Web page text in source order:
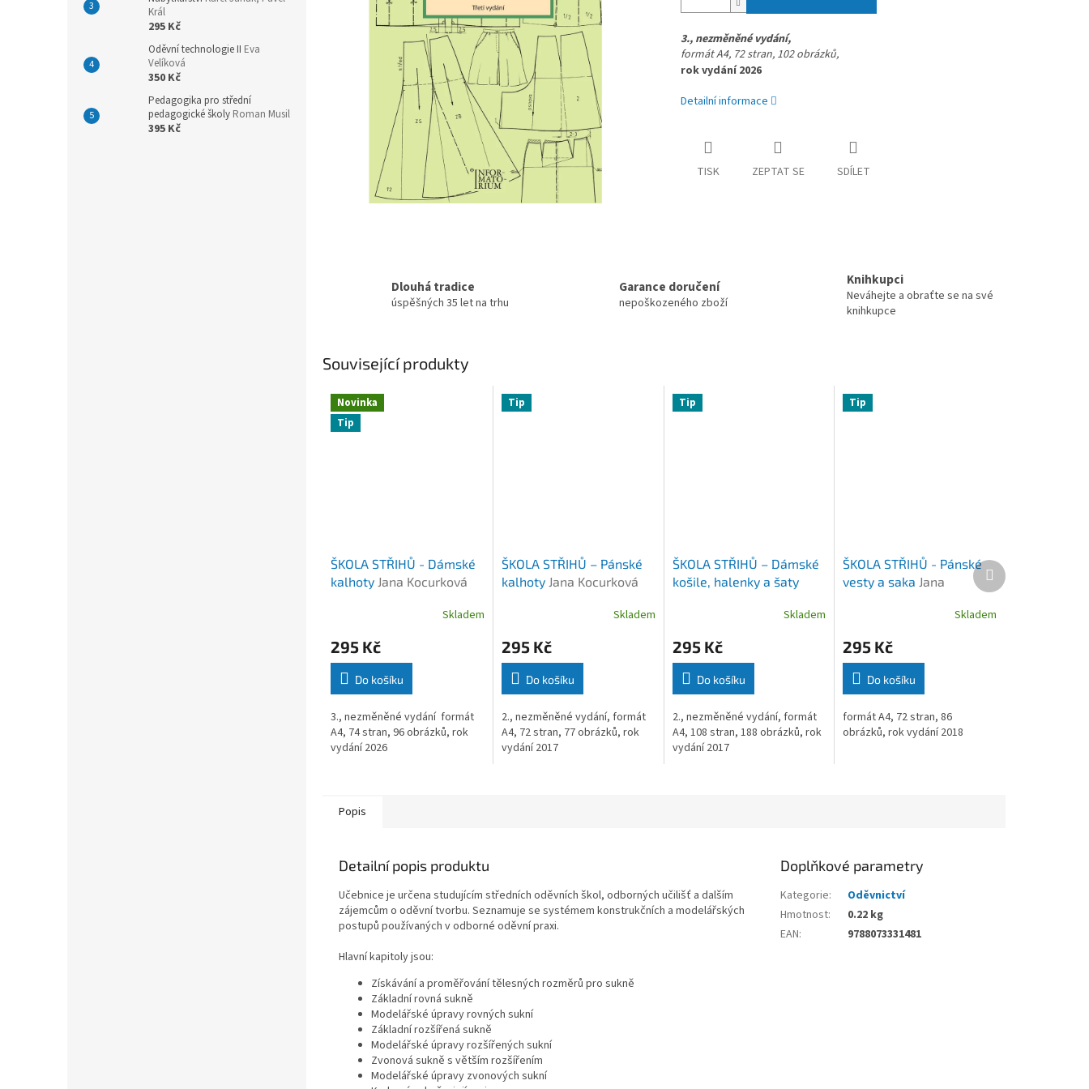
Král
295 Kč
Oděvní technologie II Eva
Velíková
350 Kč
Pedagogika pro střední
pedagogické školy Roman Musil
395 Kč
3., nezměněné vydání,
formát A4, 72 stran, 102 obrázků,
rok vydání 2026
Detailní informace
TISK ZEPTAT SE SDÍLET
Dlouhá tradice
úspěšných 35 let na trhu
Garance doručení
nepoškozeného zboží
Knihkupci
Neváhejte a obraťte se na své
knihkupce
Související produkty
Novinka
Tip
ŠKOLA STŘIHŮ - Dámské
kalhoty Jana Kocurková
Skladem
295 Kč
Do košíku
3., nezměněné vydání formát
A4, 74 stran, 96 obrázků, rok
vydání 2026
Tip
ŠKOLA STŘIHŮ – Pánské
kalhoty Jana Kocurková
Skladem
295 Kč
Do košíku
2., nezměněné vydání, formát
A4, 72 stran, 77 obrázků, rok
vydání 2017
Tip
ŠKOLA STŘIHŮ – Dámské
košile, halenky a šaty
Skladem
295 Kč
Do košíku
2., nezměněné vydání, formát
A4, 108 stran, 188 obrázků, rok
vydání 2017
Tip
ŠKOLA STŘIHŮ - Pánské
vesty a saka Jana
Skladem
295 Kč
Do košíku
formát A4, 72 stran, 86
obrázků, rok vydání 2018
Další
produkt
Popis
Detailní popis produktu
Učebnice je určena studujícím středních oděvních škol, odborných učilišť a dalším
zájemcům o oděvní tvorbu. Seznamuje se systémem konstrukčních a modelářských
postupů používaných v odborné oděvní praxi.
Hlavní kapitoly jsou:
Získávání a proměřování tělesných rozměrů pro sukně
Základní rovná sukně
Modelářské úpravy rovných sukní
Základní rozšířená sukně
Modelářské úpravy rozšířených sukní
Zvonová sukně s větším rozšířením
Modelářské úpravy zvonových sukní
Doplňkové parametry
Kategorie:
Oděvnictví
Hmotnost:
0.22 kg
EAN: 9788073331481